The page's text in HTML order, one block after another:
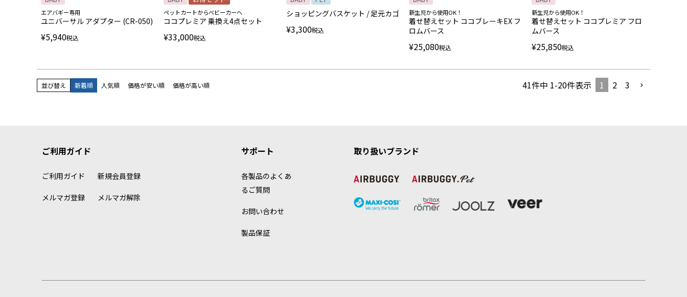
エアバギー専用
ユニバーサル アダプター (CR-050)
¥5,940税込
ペットカートからベビーカーへ
ココプレミア 乗換え4点セット
¥33,000税込
ショッピングバスケット / 足元カゴ
¥3,300税込
新生児から使用OK！
着せ替えセット ココブレーキEX フ
ロムバース
¥25,080税込
新生児から使用OK！
着せ替えセット ココプレミア フロ
ムバース
¥25,850税込
並び替え 新着順 人気順 価格が安い順 価格が高い順 41件中 1-20件表示 1 2 3
ご利用ガイド
ご利用ガイド
メルマガ登録
新規会員登録
メルマガ解除
サポート
各製品のよくあ
るご質問
お問い合わせ
製品保証
取り扱いブランド